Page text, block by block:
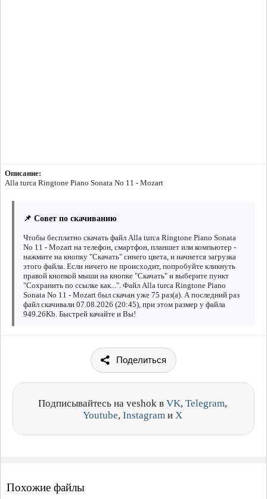
Описание:
Alla turca Ringtone Piano Sonata No 11 - Mozart
📌 Совет по скачиванию
Чтобы бесплатно скачать файл Alla turca Ringtone Piano Sonata
No 11 - Mozart на телефон, смартфон, планшет или компьютер -
нажмите на кнопку "Скачать" синего цвета, и начнется загрузка
этого файла. Если ничего не происходит, попробуйте кликнуть
правой кнопкой мыши на кнопке "Скачать" и выберите пункт
"Сохранить по ссылке как...". Файл Alla turca Ringtone Piano
Sonata No 11 - Mozart был скачан уже 75 раз(а). А последний раз
файл скачивали 07.08.2026 (20:45), при этом размер у файла
949.26Kb. Быстрей качайте и Вы!
Поделиться
Подписывайтесь на veshok в VK, Telegram,
Youtube, Instagram и X
Похожие файлы